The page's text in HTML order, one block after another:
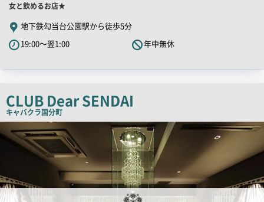
舗
PR
キ
ャ
ピ
ー
女と飲めるお店★
地下鉄勾当台公園駅から徒歩5分
19:00～翌1:00
年中無休
CLUB Dear SENDAI
キャバクラ国分町
舗
PR